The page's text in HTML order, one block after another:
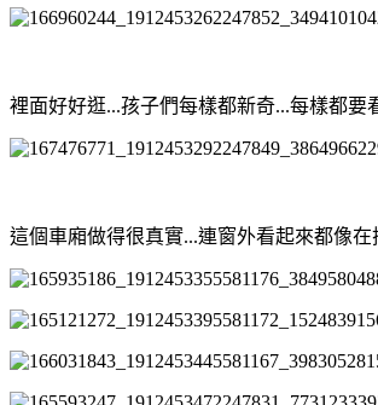
裡面好好逛...孩子們每樣都新奇...每樣都要
這個車廂做得很真實...連窗外看起來都像在